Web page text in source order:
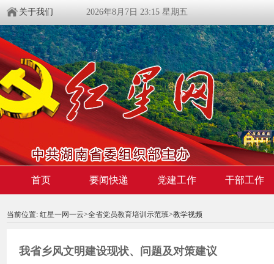
关于我们 2026年8月7日 23:15 星期五
首页 要闻快递 党建工作 干部工作
当前位置: 红星一网一云>全省党员教育培训示范班>教学视频
我省乡风文明建设现状、问题及对策建议
00:00:00 / 00:00